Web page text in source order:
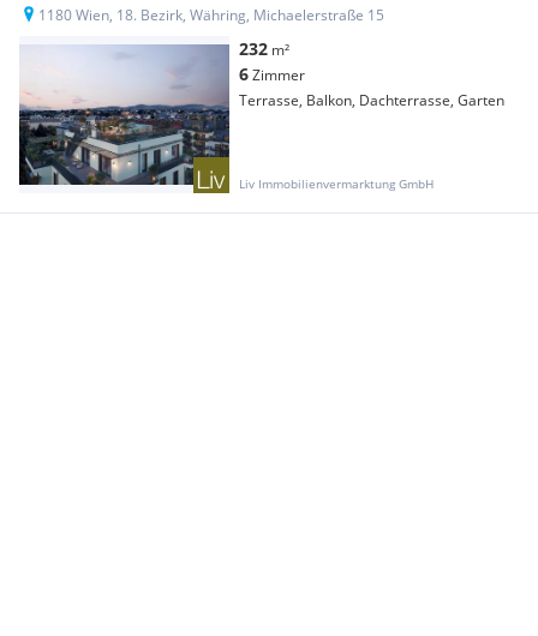
1180 Wien, 18. Bezirk, Währing, Michaelerstraße 15
232 m²
6Zimmer
Terrasse, Balkon, Dachterrasse, Garten
Liv Immobilienvermarktung GmbH